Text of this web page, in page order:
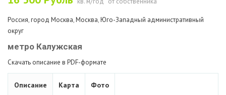
Россия,город Москва,Москва,Юго-Западный административный
округ
метро Калужская
Скачать описание в PDF-формате
Описание Карта Фото